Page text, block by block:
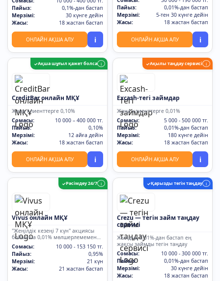
Пайыз:
0,1%-дан бастап
Мерзімі:
30 күнге дейін
Жасы:
18 жастан бастап
ОНЛАЙН АҚША АЛУ i
Пайыз:
0,01%-дан бастап
Мерзімі:
5-тен 30 күнге дейін
Жасы:
18 жастан бастап
ОНЛАЙН АҚША АЛУ i
✓Ақша шұғыл қажет болса i
CreditBar онлайн МҚҰ
Жаңа клиенттерге 0,10%
Сомасы:
10 000 – 400 000 тг.
Пайыз:
0,10%
Мерзімі:
12 айға дейін
Жасы:
18 жастан бастап
ОНЛАЙН АҚША АЛУ i
✓Ақылы таңдау сервисі i
Excash-тегі займдар
Жаңа клиенттерге 0,01%
Сомасы:
5 000 - 500 000 тг.
Пайыз:
0,01%-дан бастап
Мерзімі:
180 күнге дейін
Жасы:
18 жастан бастап
ОНЛАЙН АҚША АЛУ i
✓Рәсімдеу 24/7 i
Vivus онлайн МҚҰ
"Жеңілдік кезеңі 7 күн" акциясы
бойынша 0,01% мөлшерлемемен
займдар
Сомасы:
10 000 - 153 150 тг.
Пайыз:
0,95%
Мерзімі:
21 күн
Жасы:
21 жастан бастап
✓Қарызды тегін таңдау i
Crezu — тегін займ таңдау
сервисі
Жылдық 0,01%-дан бастап ең
жақсы займды тегін таңдау
Сомасы:
10 000 - 300 000 тг.
Пайыз:
0,01%-дан бастап
Мерзімі:
30 күнге дейін
Жасы:
18 жастан бастап